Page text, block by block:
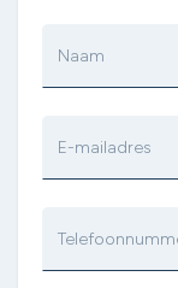
Naam
E-mailadres